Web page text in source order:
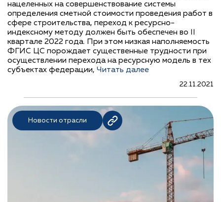
нацеленных на совершенствование системы
определения сметной стоимости проведения работ в
сфере строительства, переход к ресурсно-
индексному методу должен быть обеспечен во II
квартале 2022 года. При этом низкая наполняемость
ФГИС ЦС порождает существенные трудности при
осуществлении перехода на ресурсную модель в тех
субъектах федерации, Читать далее
22.11.2021
Новости отрасли